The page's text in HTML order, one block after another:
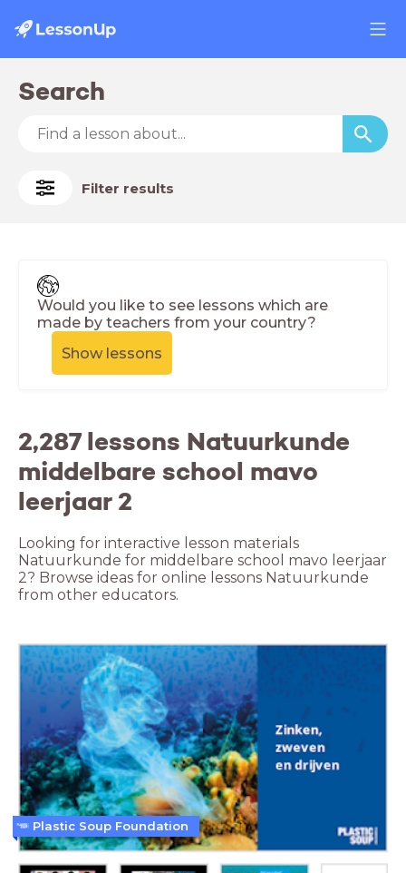
Search
Filter results
Would you like to see lessons which are
made by teachers from your country?
Show lessons
2,287 lessons Natuurkunde
middelbare school mavo
leerjaar 2
Looking for interactive lesson materials
Natuurkunde for middelbare school mavo leerjaar
2? Browse ideas for online lessons Natuurkunde
from other educators.
Plastic Soup Foundation